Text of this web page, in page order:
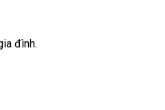
đình.